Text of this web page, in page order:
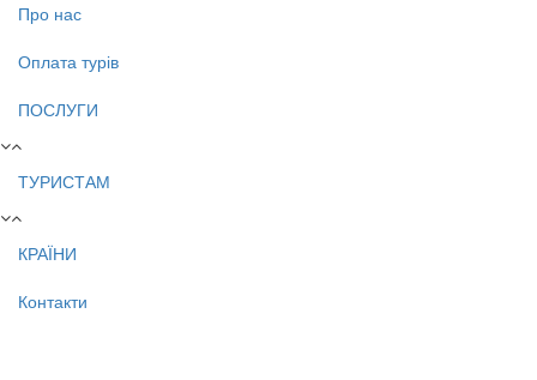
Про нас
Оплата турів
ПОСЛУГИ
ТУРИСТАМ
КРАЇНИ
Контакти